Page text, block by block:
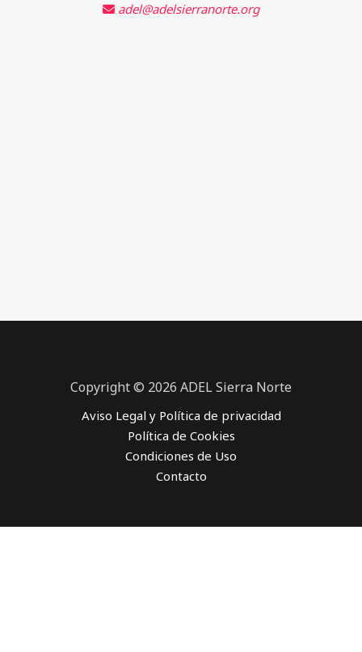
adel@adelsierranorte.org
Copyright © 2026 ADEL Sierra Norte
Aviso Legal y Política de privacidad
Política de Cookies
Condiciones de Uso
Contacto